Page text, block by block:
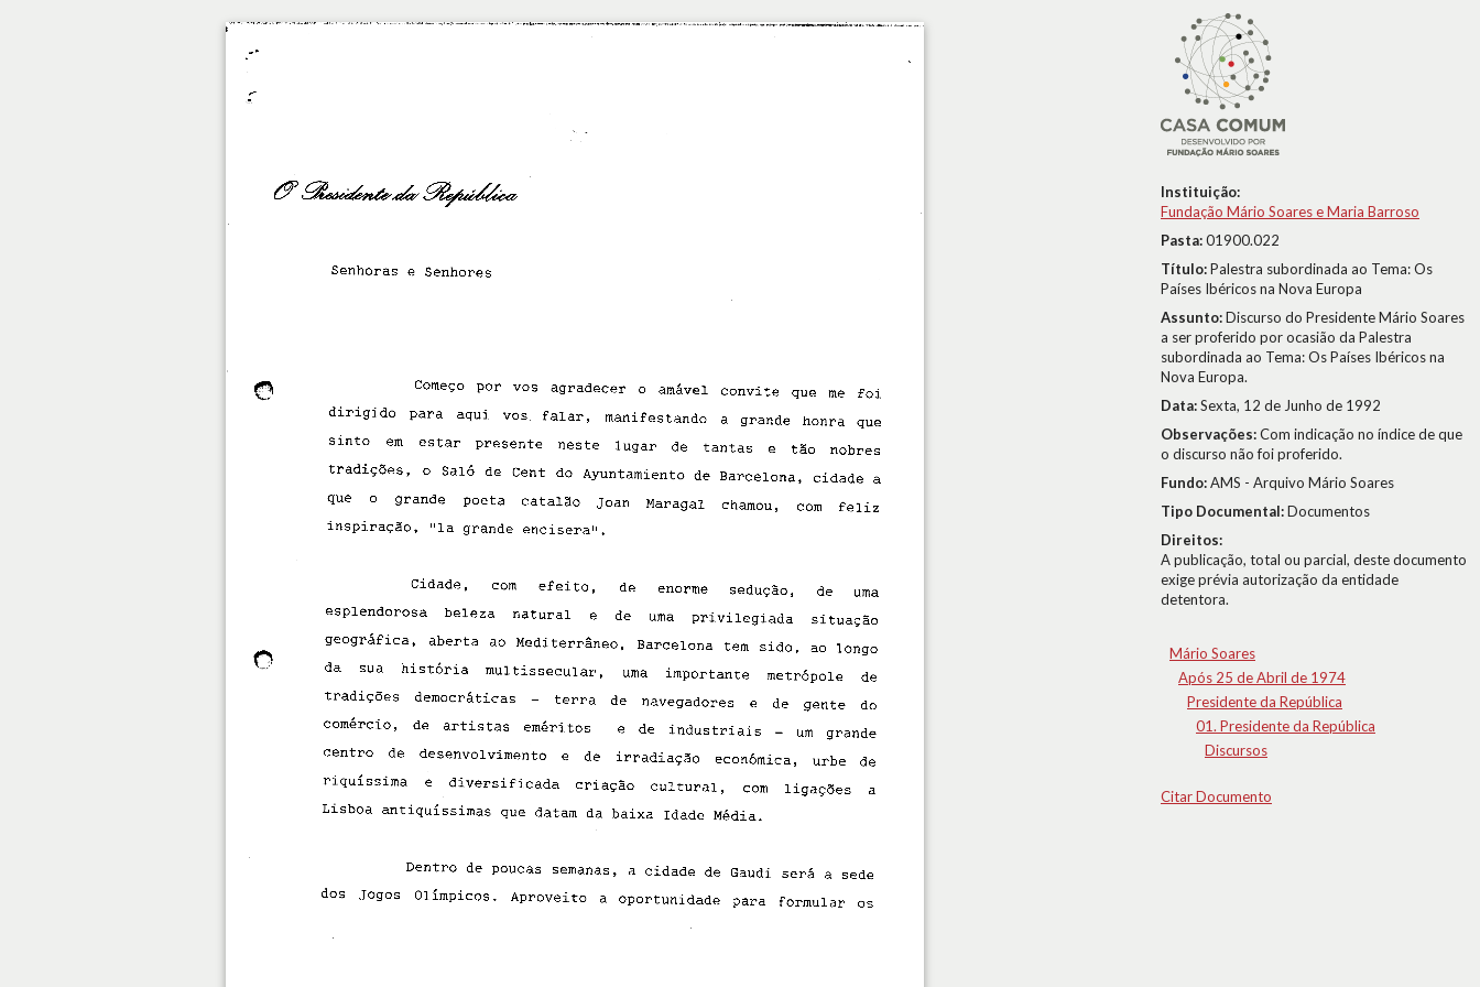
Instituição:
Fundação Mário Soares e Maria Barroso
Pasta:01900.022
Título:Palestra subordinada ao Tema: Os
Países Ibéricos na Nova Europa
Assunto:Discurso do Presidente Mário Soares
a ser proferido por ocasião da Palestra
subordinada ao Tema: Os Países Ibéricos na
Nova Europa.
Data:Sexta, 12 de Junho de 1992
Observações:Com indicação no índice de que
o discurso não foi proferido.
Fundo:AMS - Arquivo Mário Soares
Tipo Documental:Documentos
Direitos:
A publicação, total ou parcial, deste documento
exige prévia autorização da entidade
detentora.
Mário Soares
Após 25 de Abril de 1974
Presidente da República
01. Presidente da República
Discursos
Citar Documento